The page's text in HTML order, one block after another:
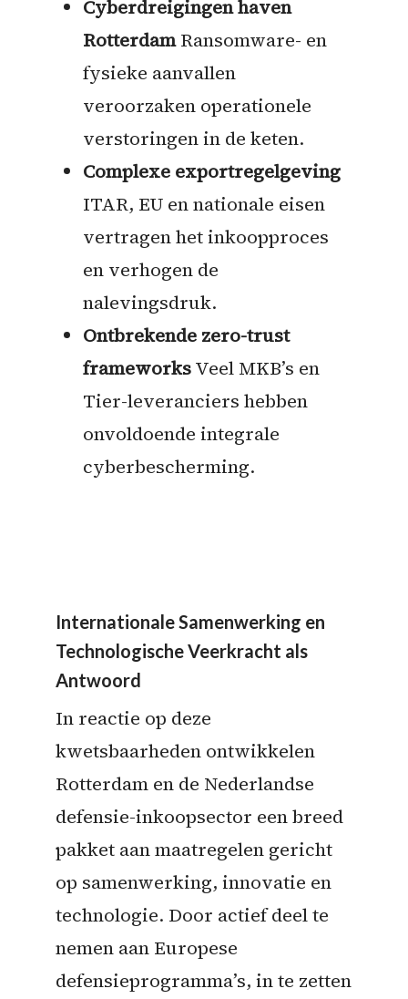
Cyberdreigingen haven
RotterdamRansomware- en
fysieke aanvallen
veroorzaken operationele
verstoringen in de keten.
Complexe exportregelgeving
ITAR, EU en nationale eisen
vertragen het inkoopproces
en verhogen de
nalevingsdruk.
Ontbrekende zero-trust
frameworksVeel MKB’s en
Tier-leveranciers hebben
onvoldoende integrale
cyberbescherming.
Internationale Samenwerking en
Technologische Veerkracht als
Antwoord
In reactie op deze
kwetsbaarheden ontwikkelen
Rotterdam en de Nederlandse
defensie-inkoopsector een breed
pakket aan maatregelen gericht
op samenwerking, innovatie en
technologie. Door actief deel te
nemen aan Europese
defensieprogramma’s, in te zetten